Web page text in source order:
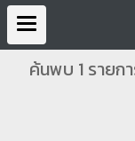
ค้นพบ 1 รายก